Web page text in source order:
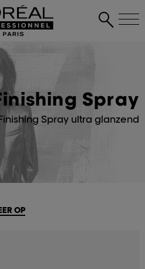
Spray
Spray ultra glanzend
OP